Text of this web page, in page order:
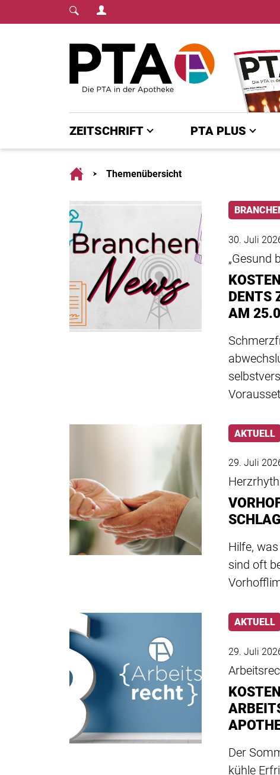
Login Menu
Fachmedium für
ZEITSCHRIFT PTA PLUS
HomeThemenübersicht
30. Juli
„Gesund
DENTS
AM
AKTUELL
29. Juli
Hilfe,
sind oft
AKTUELL
29. Juli
Der
kühle